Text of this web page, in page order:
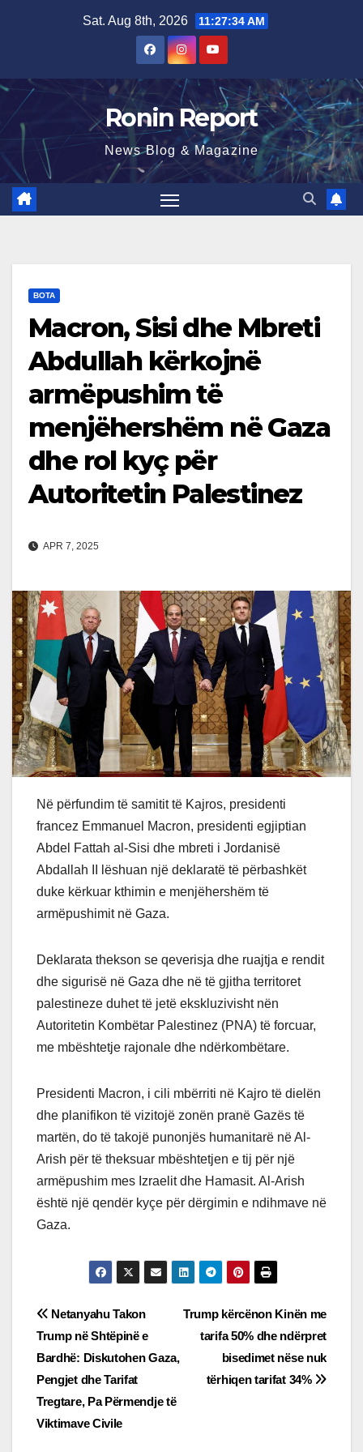
Sat. Aug 8th, 2026 11:27:35 AM
Ronin Report
News Blog & Magazine
BOTA
Macron, Sisi dhe Mbreti
Abdullah kërkojnë
armëpushim të
menjëhershëm në Gaza
dhe rol kyç për
Autoritetin Palestinez
APR 7, 2025
Në përfundim të samitit të Kajros, presidenti
francez Emmanuel Macron, presidenti egjiptian
Abdel Fattah al-Sisi dhe mbreti i Jordanisë
Abdallah II lëshuan një deklaratë të përbashkët
duke kërkuar kthimin e menjëhershëm të
armëpushimit në Gaza.
Deklarata thekson se qeverisja dhe ruajtja e rendit
dhe sigurisë në Gaza dhe në të gjitha territoret
palestineze duhet të jetë ekskluzivisht nën
Autoritetin Kombëtar Palestinez (PNA) të forcuar,
me mbështetje rajonale dhe ndërkombëtare.
Presidenti Macron, i cili mbërriti në Kajro të dielën
dhe planifikon të vizitojë zonën pranë Gazës të
martën, do të takojë punonjës humanitarë në Al-
Arish për të theksuar mbështetjen e tij për një
armëpushim mes Izraelit dhe Hamasit. Al-Arish
është një qendër kyçe për dërgimin e ndihmave në
Gaza.
Post
navigation
Trump kërcënon Kinën me
tarifa 50% dhe ndërpret
bisedimet nëse nuk
tërhiqen tarifat 34%
Netanyahu Takon
Trump në Shtëpinë e
Bardhë: Diskutohen Gaza,
Pengjet dhe Tarifat
Tregtare, Pa Përmendje të
Viktimave Civile